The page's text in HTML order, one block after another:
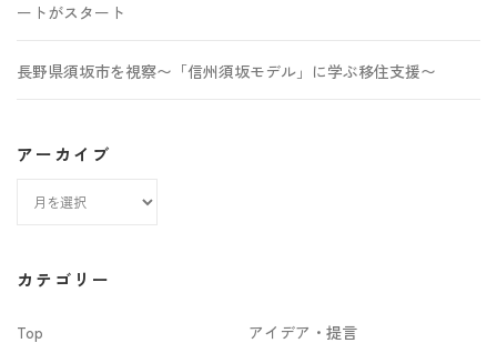
ートがスタート
長野県須坂市を視察〜「信州須坂モデル」に学ぶ移住支援〜
アーカイブ
カ
ブ
カテゴリー
Top
アイデア・提言